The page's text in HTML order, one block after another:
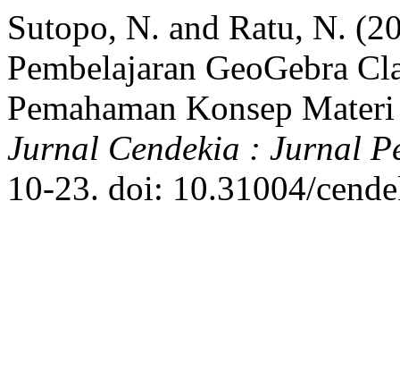
Sutopo, N. and Ratu, N.
Pembelajaran GeoGebra
Pemahaman Konsep
Jurnal Cendekia : Jurnal
10-23. doi: 10.31004/